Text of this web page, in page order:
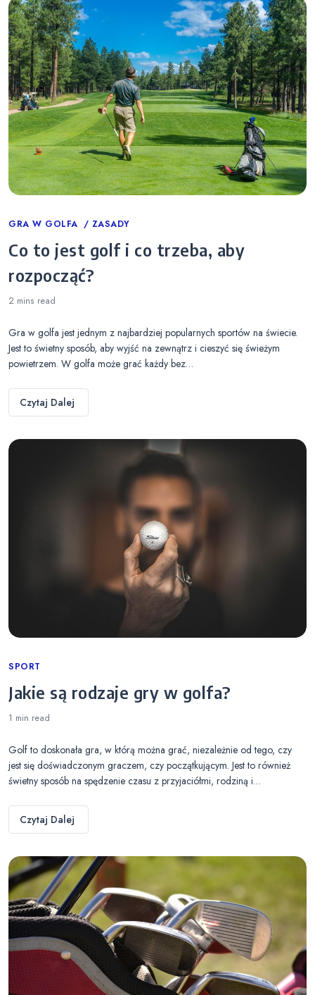
Categories
GRA W GOLFA ZASADY
Co to jest golf i co trzeba, aby
rozpocząć?
2 mins read
Gra w golfa jest jednym z najbardziej popularnych sportów na świecie.
Jest to świetny sposób, aby wyjść na zewnątrz i cieszyć się świeżym
powietrzem. W golfa może grać każdy bez…
Czytaj Dalej
Categories
SPORT
Jakie są rodzaje gry w golfa?
1 min read
Golf to doskonała gra, w którą można grać, niezależnie od tego, czy
jest się doświadczonym graczem, czy początkującym. Jest to również
świetny sposób na spędzenie czasu z przyjaciółmi, rodziną i…
Czytaj Dalej